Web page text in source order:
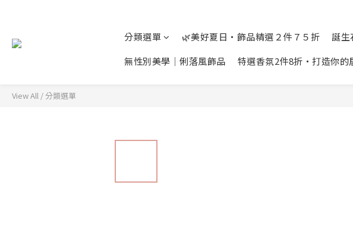
分類選單 🌿美好夏日‧飾品精選２件７５折 誕
無性別美學│俐落風飾品
特選香氛2件8折‧打造你的
View All / 分類選單